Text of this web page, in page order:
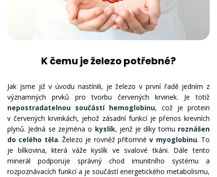
K čemu je železo potřebné?
Jak jsme již v úvodu nastínili, je železo v první řadě jedním z
významných prvků pro tvorbu červených krvinek. Je totiž
nepostradatelnou součástí hemoglobinu, což je protein
v červených krvinkách, jehož zásadní funkcí je přenos krevních
plynů. Jedná se zejména o kyslík, jenž je díky tomu roznášen
do celého těla. Železo je rovněž přítomnév myoglobinu. To
je bílkovina, která váže kyslík ve svalové tkáni. Dále tento
minerál podporuje správný chod imunitního systému a
rozpoznávacích funkcí a je součástí energetického metabolismu,